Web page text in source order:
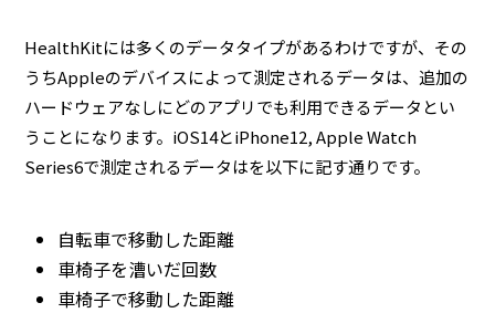
HealthKitには多くのデータタイプがあるわけですが、その
うちAppleのデバイスによって測定されるデータは、追加の
ハードウェアなしにどのアプリでも利用できるデータとい
うことになります。iOS14とiPhone12, Apple Watch
Series6で測定されるデータはを以下に記す通りです。
自転車で移動した距離
車椅子を漕いだ回数
車椅子で移動した距離